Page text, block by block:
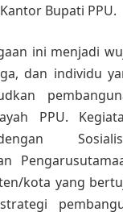
Bupati PPU.
ini menjadi
dan individu
PPU.
kota yang